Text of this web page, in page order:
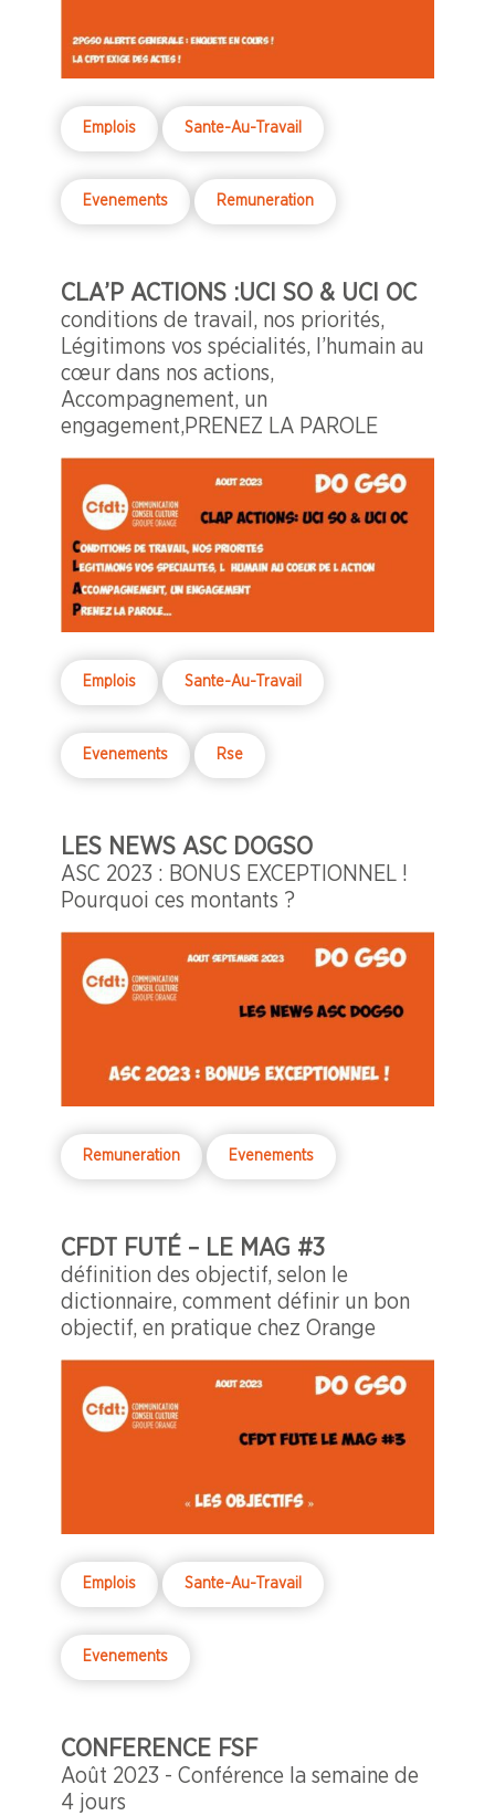
Emplois Sante-Au-Travail
Evenements Remuneration
CLA’P ACTIONS :UCI SO & UCI OC
conditions de travail, nos priorités,
Légitimons vos spécialités, l’humain au
cœur dans nos actions,
Accompagnement, un
engagement,PRENEZ LA PAROLE
Emplois Sante-Au-Travail
Evenements Rse
LES NEWS ASC DOGSO
ASC 2023 : BONUS EXCEPTIONNEL !
Pourquoi ces montants ?
Remuneration Evenements
CFDT FUTÉ – LE MAG #3
définition des objectif, selon le
dictionnaire, comment définir un bon
objectif, en pratique chez Orange
Emplois Sante-Au-Travail
Evenements
CONFERENCE FSF
Août 2023 - Conférence la semaine de
4 jours